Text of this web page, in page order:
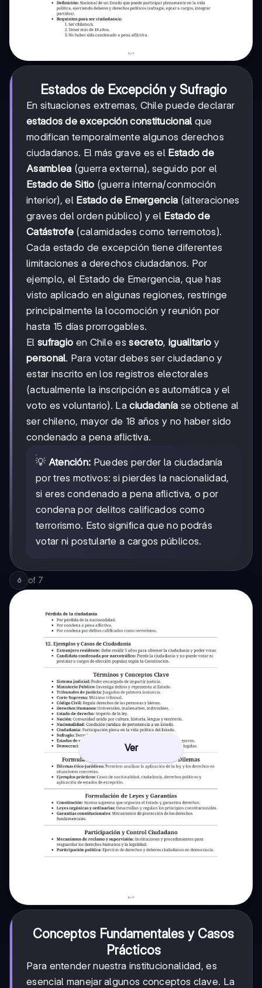
Estados de Excepción y Sufragio
En situaciones extremas, Chile puede declarar
estados de excepción constitucional que
modifican temporalmente algunos derechos
ciudadanos. El más grave es el Estado de
Asamblea (guerra externa), seguido por el
Estado de Sitio (guerra interna/conmoción
interior), el Estado de Emergencia (alteraciones
graves del orden público) y el Estado de
Catástrofe (calamidades como terremotos).
Cada estado de excepción tiene diferentes
limitaciones a derechos ciudadanos. Por
ejemplo, el Estado de Emergencia, que has
visto aplicado en algunas regiones, restringe
principalmente la locomoción y reunión por
hasta 15 días prorrogables.
El sufragio en Chile essecreto, igualitario y
personal. Para votar debes ser ciudadano y
estar inscrito en los registros electorales
(actualmente la inscripción es automática y el
voto es voluntario). Laciudadanía se obtiene al
ser chileno, mayor de 18 años y no haber sido
condenado a pena aflictiva.
💡 Atención: Puedes perder la ciudadanía
por tres motivos: si pierdes la nacionalidad,
si eres condenado a pena aflictiva, o por
condena por delitos calificados como
terrorismo. Esto significa que no podrás
votar ni postularte a cargos públicos.
6 of 7
Ver
Conceptos Fundamentales y Casos
Prácticos
Para entender nuestra institucionalidad, es
esencial manejar algunos conceptos clave. La